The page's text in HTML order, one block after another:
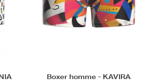
Boxer homme - TÊTE DE